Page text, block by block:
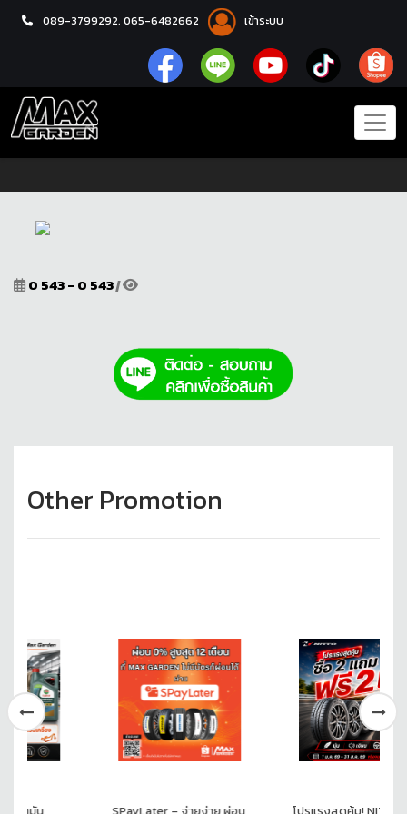
089-3799292, 065-6482662 เข้าระบบ
หน้าแรก โปรโมชั่น
0 543 - 0 543|
Other Promotion